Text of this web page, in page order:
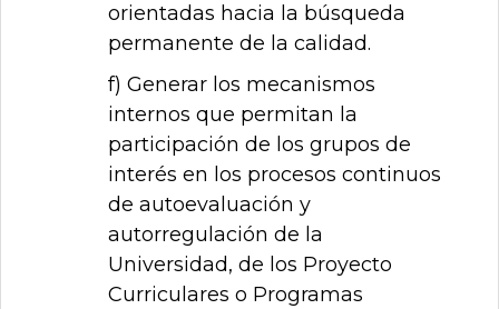
orientadas hacia la búsqueda
permanente de la calidad.
f) Generar los mecanismos
internos que permitan la
participación de los grupos de
interés en los procesos continuos
de autoevaluación y
autorregulación de la
Universidad, de los Proyecto
Curriculares o Programas